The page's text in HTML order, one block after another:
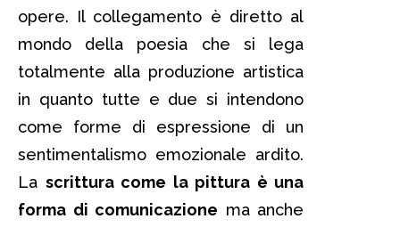
opere. Il collegamento è diretto al
mondo della poesia che si lega
totalmente alla produzione artistica
in quanto tutte e due si intendono
come forme di espressione di un
sentimentalismo emozionale ardito.
La scrittura come la pittura è una
forma di comunicazione ma anche